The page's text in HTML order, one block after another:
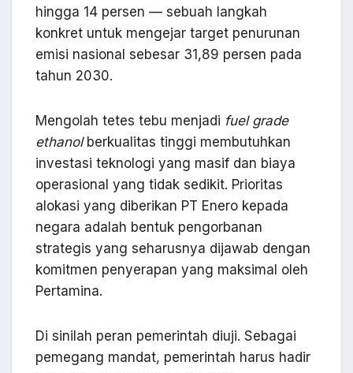
hingga 14 persen — sebuah langkah
konkret untuk mengejar target penurunan
emisi nasional sebesar 31,89 persen pada
tahun 2030.
Mengolah tetes tebu menjadi fuel grade
ethanolberkualitas tinggi membutuhkan
investasi teknologi yang masif dan biaya
operasional yang tidak sedikit. Prioritas
alokasi yang diberikan PT Enero kepada
negara adalah bentuk pengorbanan
strategis yang seharusnya dijawab dengan
komitmen penyerapan yang maksimal oleh
Pertamina.
Di sinilah peran pemerintah diuji. Sebagai
pemegang mandat, pemerintah harus hadir